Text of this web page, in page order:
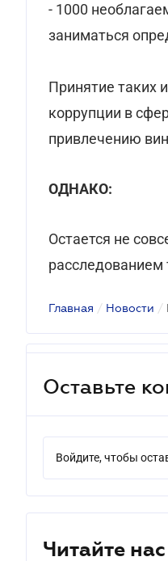
- 1000
заниматься
Принятие таких
коррупции в
привлечению
ОДНАКО:
Остается не
Главная / Новости /
Оставьте
Войдите, чтобы
Читайте